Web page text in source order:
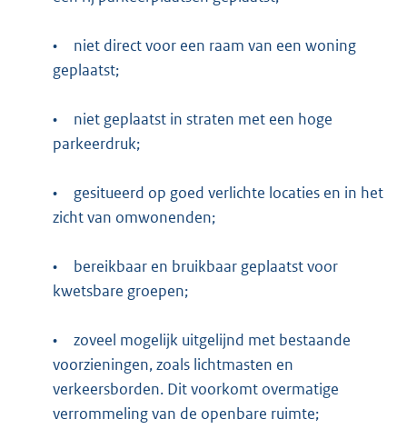
•
niet direct voor een raam van een woning
geplaatst;
•
niet geplaatst in straten met een hoge
parkeerdruk;
•
gesitueerd op goed verlichte locaties en in het
zicht van omwonenden;
•
bereikbaar en bruikbaar geplaatst voor
kwetsbare groepen;
•
zoveel mogelijk uitgelijnd met bestaande
voorzieningen, zoals lichtmasten en
verkeersborden. Dit voorkomt overmatige
verrommeling van de openbare ruimte;